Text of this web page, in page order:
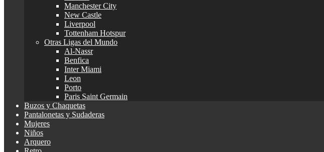
Manchester City
New Castle
Liverpool
Tottenham Hotspur
Otras Ligas del Mundo
Al-Nassr
Benfica
Inter Miami
Leon
Porto
Paris Saint Germain
Buzos y Chaquetas
Pantalonetas y Sudaderas
Mujeres
Niños
Arquero